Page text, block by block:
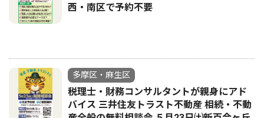
西・南区で予約不要
多摩区・麻生区
税理士・財務コンサルタントが親身にアド
バイス 三井住友トラスト不動産 相続・不動